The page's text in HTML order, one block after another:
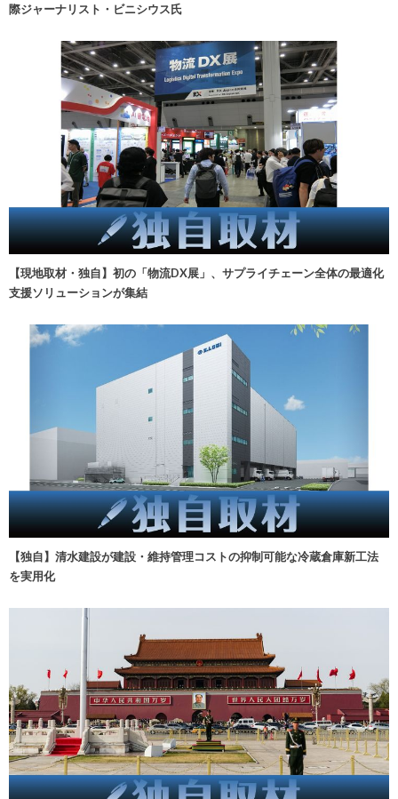
際ジャーナリスト・ビニシウス氏
【現地取材・独自】初の「物流DX展」、サプライチェーン全体の最適化
支援ソリューションが集結
【独自】清水建設が建設・維持管理コストの抑制可能な冷蔵倉庫新工法
を実用化